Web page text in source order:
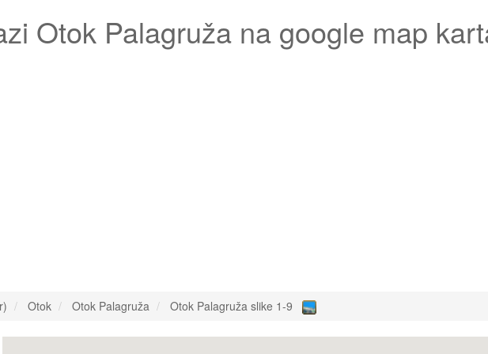
Otok Palagruža na google map
Otok Otok Palagruža Otok Palagruža slike 1-9